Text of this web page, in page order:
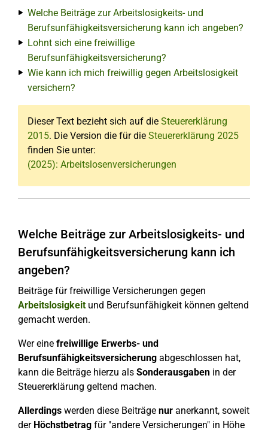
Welche Beiträge zur Arbeitslosigkeits- und
Berufsunfähigkeitsversicherung kann ich angeben?
Lohnt sich eine freiwillige
Berufsunfähigkeitsversicherung?
Wie kann ich mich freiwillig gegen Arbeitslosigkeit
versichern?
Dieser Text bezieht sich auf die Steuererklärung
2015. Die Version die für die Steuererklärung 2025
finden Sie unter:
(2025): Arbeitslosenversicherungen
Welche Beiträge zur Arbeitslosigkeits- und
Berufsunfähigkeitsversicherung kann ich
angeben?
Beiträge für freiwillige Versicherungen gegen
Arbeitslosigkeitund Berufsunfähigkeit können geltend
gemacht werden.
Wer eine freiwillige Erwerbs- und
Berufsunfähigkeitsversicherung abgeschlossen hat,
kann die Beiträge hierzu als Sonderausgaben in der
Steuererklärung geltend machen.
Allerdings werden diese Beiträge nur anerkannt, soweit
der Höchstbetrag für "andere Versicherungen" in Höhe